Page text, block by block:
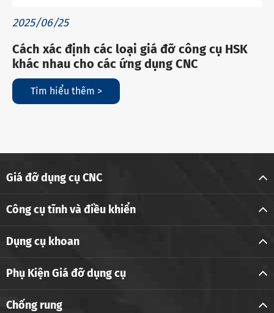
2025/06/25
Cách xác định các loại giá đỡ công cụ HSK
khác nhau cho các ứng dụng CNC
Tìm hiểu thêm >
Giá đỡ dụng cụ CNC
Công cụ tĩnh và điều khiển
Dụng cụ khoan
Phụ Kiện Giá đỡ dụng cụ
Chống rung